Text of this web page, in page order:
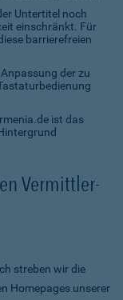
Untertitel noch
einschränkt. Für
barrierefreien
der zu
ist das
Vermittler-
streben wir die
Homepages unserer